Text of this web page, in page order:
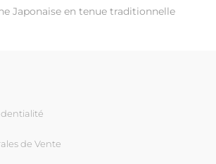
Japonaise en tenue traditionnelle
de Vente